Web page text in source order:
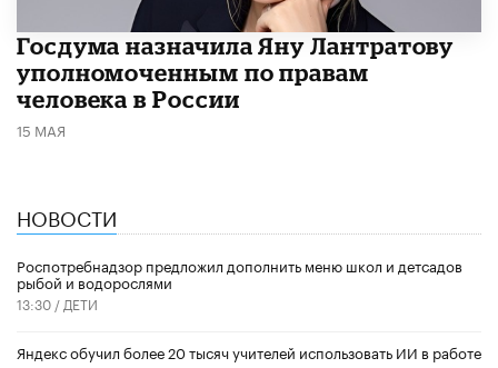
Госдума назначила Яну Лантратову
уполномоченным по правам
человека в России
15 МАЯ
НОВОСТИ
Роспотребнадзор предложил дополнить меню школ и детсадов
рыбой и водорослями
13:30 / ДЕТИ
​Яндекс обучил более 20 тысяч учителей использовать ИИ в работе